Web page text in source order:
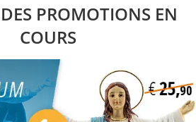
PROMOTIONS EN
COURS